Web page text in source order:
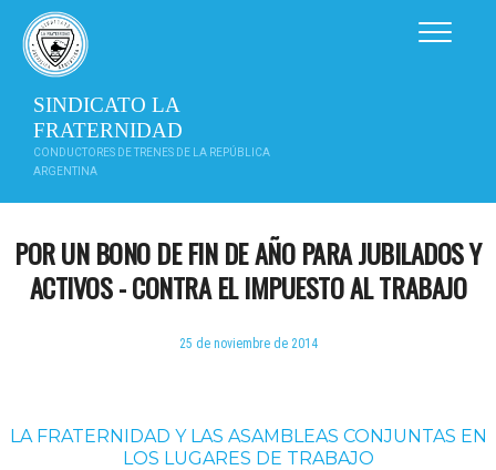
contenido
SINDICATO LA
FRATERNIDAD
CONDUCTORES DE TRENES DE LA REPÚBLICA
ARGENTINA
POR UN BONO DE FIN DE AÑO PARA JUBILADOS Y
ACTIVOS - CONTRA EL IMPUESTO AL TRABAJO
25 de noviembre de 2014
LA FRATERNIDAD Y LAS ASAMBLEAS CONJUNTAS EN
LOS LUGARES DE TRABAJO